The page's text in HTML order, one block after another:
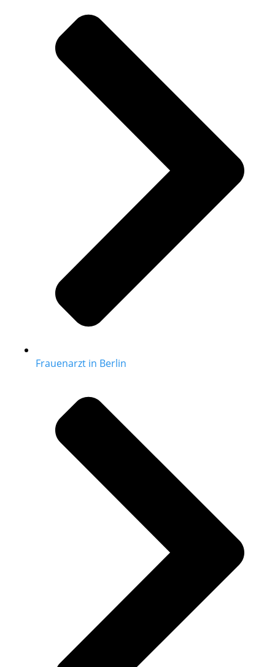
Frauenarzt in Berlin